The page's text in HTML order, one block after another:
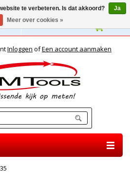
Inloggen ofEen account aanmaken
te verbeteren. Is dat akkoord?
Ja
Meer over cookies »